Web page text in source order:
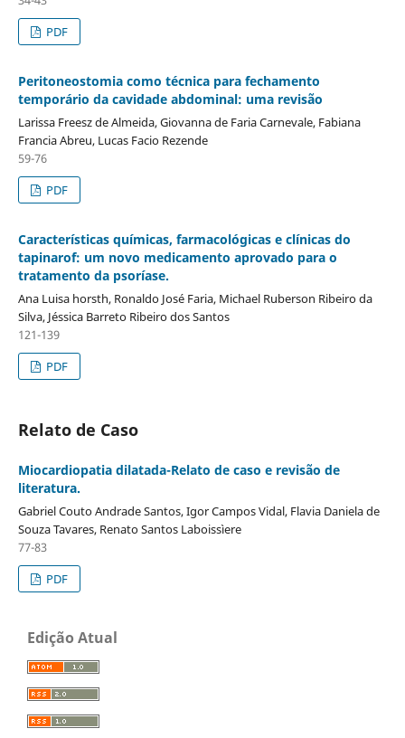
PDF
Peritoneostomia como técnica para fechamento
temporário da cavidade abdominal: uma revisão
Larissa Freesz de Almeida, Giovanna de Faria Carnevale, Fabiana
Francia Abreu, Lucas Facio Rezende
59-76
PDF
Características químicas, farmacológicas e clínicas do
tapinarof: um novo medicamento aprovado para o
tratamento da psoríase.
Ana Luisa horsth, Ronaldo José Faria, Michael Ruberson Ribeiro da
Silva, Jéssica Barreto Ribeiro dos Santos
121-139
PDF
Relato de Caso
Miocardiopatia dilatada-Relato de caso e revisão de
literatura.
Gabriel Couto Andrade Santos, Igor Campos Vidal, Flavia Daniela de
Souza Tavares, Renato Santos Laboissìere
77-83
PDF
Edição Atual